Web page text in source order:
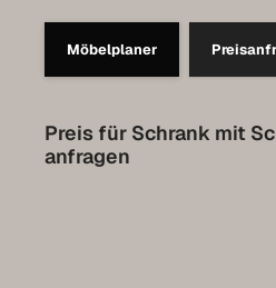
Möbelplaner
Preis für Schrank mit
anfragen